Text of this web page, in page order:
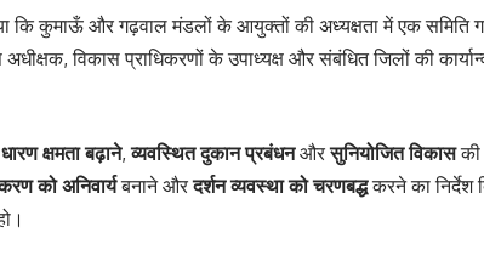
कि कुमाऊँ और गढ़वाल मंडलों के आयुक्तों की अध्यक्षता में एक समिति
विकास प्राधिकरणों के उपाध्यक्ष और संबंधित जिलों की
धारण क्षमता बढ़ाने,व्यवस्थित दुकान प्रबंधनऔरसुनियोजित विकासकी
को अनिवार्यबनाने औरदर्शन व्यवस्था को चरणबद्धकरने का निर्देश